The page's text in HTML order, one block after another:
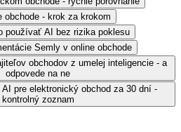
- krok za krokom
používať AI bez rizika poklesu
Semly v online obchode
obchodov z umelej inteligencie - a
odpovede na ne
pre elektronický obchod za 30 dní -
kontrolný zoznam